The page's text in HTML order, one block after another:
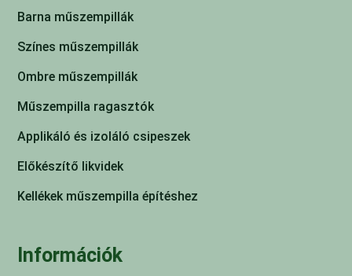
Barna műszempillák
Színes műszempillák
Ombre műszempillák
Műszempilla ragasztók
Applikáló és izoláló csipeszek
Előkészítő likvidek
Kellékek műszempilla építéshez
Információk